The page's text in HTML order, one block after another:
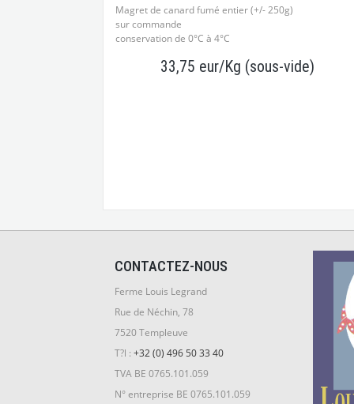
Magret de canard fumé entier (+/- 250g)
sur commande
conservation de 0°C à 4°C
33,75 eur/Kg (sous-vide)
CONTACTEZ-NOUS
Ferme Louis Legrand
Rue de Néchin, 78
7520 Templeuve
T?l : +32 (0) 496 50 33 40
TVA BE 0765.101.059
N° entreprise BE 0765.101.059